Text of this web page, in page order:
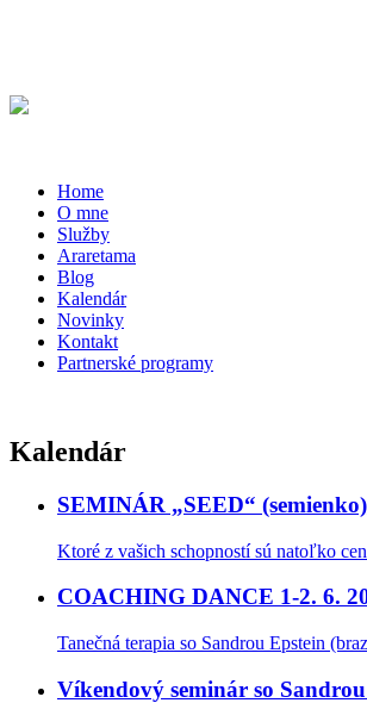
Home
O mne
Služby
Araretama
Blog
Kalendár
Novinky
Kontakt
Partnerské programy
Kalendár
SEMINÁR „SEED“
Ktoré z vašich schopností sú natoľko
COACHING DANCE 1-2. 6.
Tanečná terapia so Sandrou Epstein
Víkendový seminár so